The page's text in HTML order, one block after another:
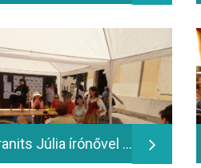
Lovranits Júlia írónővel Kalincsákné Molnár Zsuzsanna beszélget - 2014.06.13.